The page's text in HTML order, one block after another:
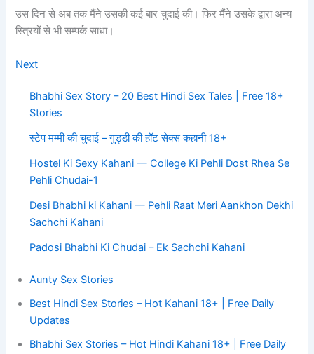
उस दिन से अब तक मैंने उसकी कई बार चुदाई की। फिर मैंने उसके द्वारा अन्य
स्त्रियों से भी सम्पर्क साधा।
Next
Bhabhi Sex Story – 20 Best Hindi Sex Tales | Free 18+
Stories
स्टेप मम्मी की चुदाई – गुड्डी की हॉट सेक्स कहानी 18+
Hostel Ki Sexy Kahani — College Ki Pehli Dost Rhea Se
Pehli Chudai-1
Desi Bhabhi ki Kahani — Pehli Raat Meri Aankhon Dekhi
Sachchi Kahani
Padosi Bhabhi Ki Chudai – Ek Sachchi Kahani
Aunty Sex Stories
Best Hindi Sex Stories – Hot Kahani 18+ | Free Daily
Updates
Bhabhi Sex Stories – Hot Hindi Kahani 18+ | Free Daily